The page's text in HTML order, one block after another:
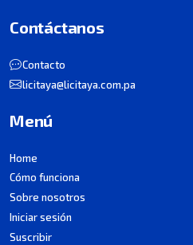
Contáctanos
Contacto
licitaya@licitaya.com.pa
Menú
Home
Cómo funciona
Sobre nosotros
Iniciar sesión
Suscribir